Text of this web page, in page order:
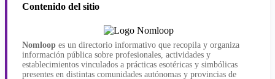
Contenido del sitio
Nomloop es un directorio informativo que recopila y organiza
información pública sobre profesionales, actividades y
establecimientos vinculados a prácticas esotéricas y simbólicas
presentes en distintas comunidades autónomas y provincias de